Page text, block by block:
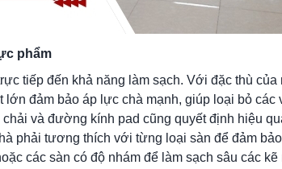
phẩm
tiếp đến khả năng làm sạch. Với đặc thù của
đảm bảo áp lực chà mạnh, giúp loại bỏ các
và đường kính pad cũng quyết định hiệu
phải tương thích với từng loại sàn để đảm
các sàn có độ nhám để làm sạch sâu các